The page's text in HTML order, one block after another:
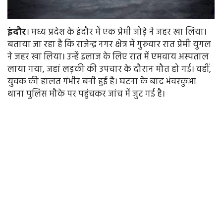
इंदौर। मध्य प्रदेश के इंदौर में एक प्रेमी जोड़े ने जहर खा लिया।
बताया जा रहा है कि राजेन्द्र नगर क्षेत्र में गुरुवार रात प्रेमी युगल
ने जहर खा लिया। उन्हें इलाज के लिए रात में एमवाय अस्पताल
लाया गया, जहां लड़की की उपचार के दौरान मौत हो गई। वहीं,
युवक की हालत गंभीर बनी हुई है। घटना के बाद भंवरकुआ
थाना पुलिस मौके पर पहुंचकर जांच में जुट गई है।